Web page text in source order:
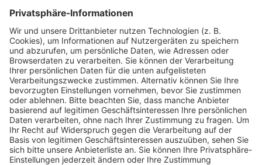
Firmenporträts
Panorama
Produkte
Ratgeber
Weitblick
WEITERES AUS DEM VERLAG